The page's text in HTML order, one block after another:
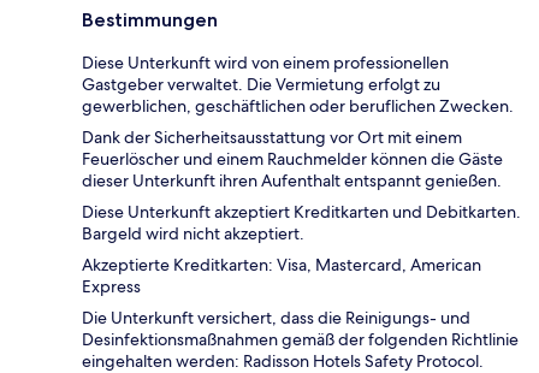
Bestimmungen
Diese Unterkunft wird von einem professionellen
Gastgeber verwaltet. Die Vermietung erfolgt zu
gewerblichen, geschäftlichen oder beruflichen Zwecken.
Dank der Sicherheitsausstattung vor Ort mit einem
Feuerlöscher und einem Rauchmelder können die Gäste
dieser Unterkunft ihren Aufenthalt entspannt genießen.
Diese Unterkunft akzeptiert Kreditkarten und Debitkarten.
Bargeld wird nicht akzeptiert.
Akzeptierte Kreditkarten: Visa, Mastercard, American
Express
Die Unterkunft versichert, dass die Reinigungs- und
Desinfektionsmaßnahmen gemäß der folgenden Richtlinie
eingehalten werden: Radisson Hotels Safety Protocol.